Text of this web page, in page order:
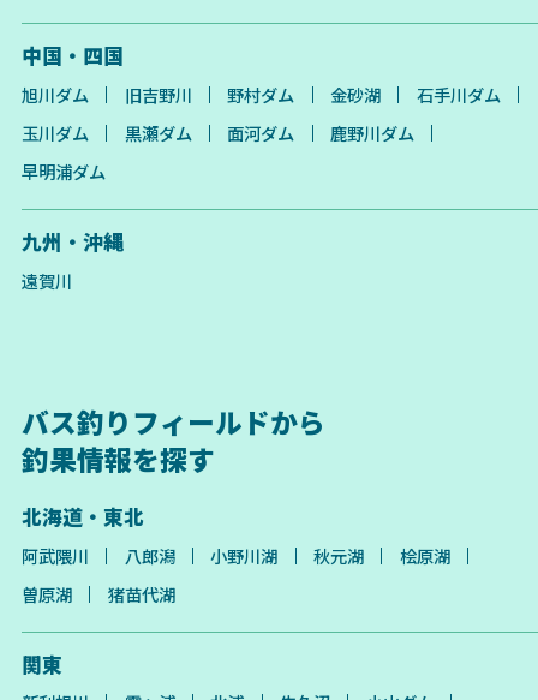
中国・四国
旭川ダム 旧吉野川 野村ダム 金砂湖
石手川ダム
玉川ダム
黒瀬ダム 面河ダム
鹿野川ダム
早明浦ダム
九州・沖縄
遠賀川
バス釣りフィールドから
釣果情報を探す
北海道・東北
阿武隈川 八郎潟 小野川湖 秋元湖
桧原湖
曽原湖
猪苗代湖
関東